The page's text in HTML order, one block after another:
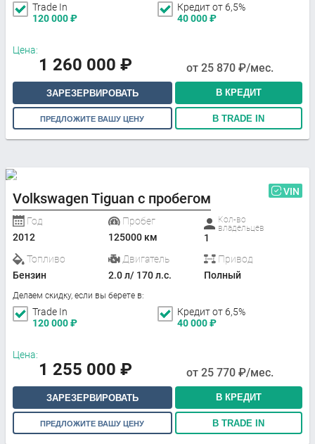
Trade In
120 000₽
Кредит от 6,5%
40 000₽
Цена:
1 260 000 ₽ от 25 870 ₽/мес.
ЗАРЕЗЕРВИРОВАТЬ В КРЕДИТ
ПРЕДЛОЖИТЕ ВАШУ ЦЕНУ В TRADE IN
Volkswagen Tiguan с пробегом VIN
Год
2012
Пробег
125000 км
Кол-во
владельцев
1
Топливо
Бензин
Двигатель
2.0 л/ 170 л.с.
Привод
Полный
Делаем скидку, если вы берете в:
Trade In
120 000₽
Кредит от 6,5%
40 000₽
Цена:
1 255 000 ₽ от 25 770 ₽/мес.
ЗАРЕЗЕРВИРОВАТЬ В КРЕДИТ
ПРЕДЛОЖИТЕ ВАШУ ЦЕНУ В TRADE IN